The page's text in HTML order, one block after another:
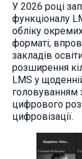
У 2026 році
функціоналу
обліку
форматі;
закладів
розширення
LMS у
головуванням
цифрового
цифровізації.